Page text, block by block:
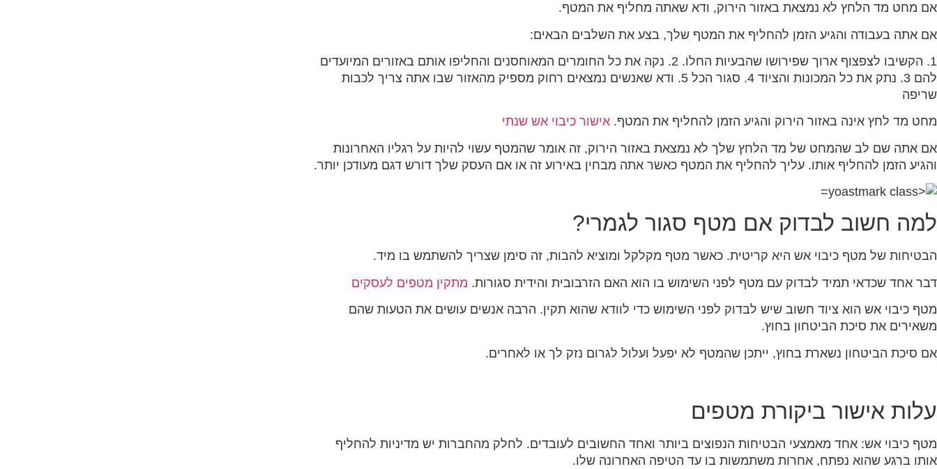
אם מחט מד הלחץ לא נמצאת באזור הירוק, ודא שאתה מחליף את המטף.
אם אתה בעבודה והגיע הזמן להחליף את המטף שלך, בצע את השלבים הבאים:
1. הקשיבו לצפצוף ארוך שפירושו שהבעיות החלו. 2. נקה את כל החומרים המאוחסנים והחליפו אותם באזורים המיועדים
להם 3. נתק את כל המכונות והציוד 4. סגור הכל 5. ודא שאנשים נמצאים רחוק מספיק מהאזור שבו אתה צריך לכבות
שריפה
מחט מד לחץ אינה באזור הירוק והגיע הזמן להחליף את המטף. אישור כיבוי אש שנתי
אם אתה שם לב שהמחט של מד הלחץ שלך לא נמצאת באזור הירוק, זה אומר שהמטף עשוי להיות על רגליו האחרונות
והגיע הזמן להחליף אותו. עליך להחליף את המטף כאשר אתה מבחין באירוע זה או אם העסק שלך דורש דגם מעודכן יותר.
למה חשוב לבדוק אם מטף סגור לגמרי?
הבטיחות של מטף כיבוי אש היא קריטית. כאשר מטף מקלקל ומוציא להבות, זה סימן שצריך להשתמש בו מיד.
דבר אחד שכדאי תמיד לבדוק עם מטף לפני השימוש בו הוא האם הזרבובית והידית סגורות. מתקין מטפים לעסקים
מטף כיבוי אש הוא ציוד חשוב שיש לבדוק לפני השימוש כדי לוודא שהוא תקין. הרבה אנשים עושים את הטעות שהם
משאירים את סיכת הביטחון בחוץ.
אם סיכת הביטחון נשארת בחוץ, ייתכן שהמטף לא יפעל ועלול לגרום נזק לך או לאחרים.
עלות אישור ביקורת מטפים
מטף כיבוי אש: אחד מאמצעי הבטיחות הנפוצים ביותר ואחד החשובים לעובדים. לחלק מהחברות יש מדיניות להחליף
אותו ברגע שהוא נפתח, אחרות משתמשות בו עד הטיפה האחרונה שלו.